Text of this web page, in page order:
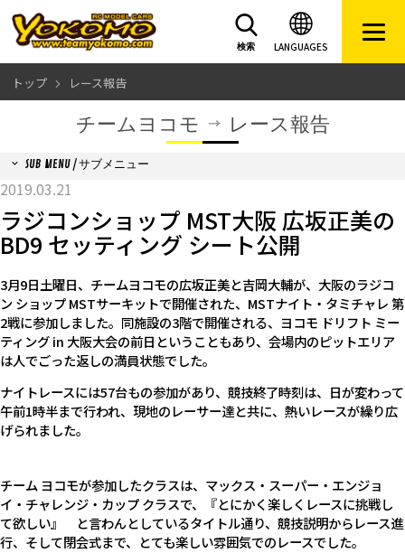
LANGUAGES
検索
トップ レース報告
チームヨコモ レース報告
SUB MENU / サブメニュー
2019.03.21
ラジコンショップ MST大阪 広坂正美の
BD9 セッティング シート公開
3月9日土曜日、チームヨコモの広坂正美と吉岡大輔が、大阪のラジコ
ン ショップ MSTサーキットで開催された、MSTナイト・タミチャレ 第
2戦に参加しました。同施設の3階で開催される、ヨコモ ドリフト ミー
ティング in 大阪大会の前日ということもあり、会場内のピットエリア
は人でごった返しの満員状態でした。
ナイトレースには57台もの参加があり、競技終了時刻は、日が変わって
午前1時半まで行われ、現地のレーサー達と共に、熱いレースが繰り広
げられました。
チーム ヨコモが参加したクラスは、マックス・スーパー・エンジョ
イ・チャレンジ・カップ クラスで、『とにかく楽しくレースに挑戦し
て欲しい』 と言わんとしているタイトル通り、競技説明からレース進
行、そして閉会式まで、とても楽しい雰囲気でのレースでした。